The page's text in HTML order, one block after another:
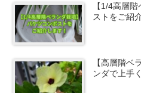
【1/4高層
ストをご紹
【高層階ベ
ンダで上手